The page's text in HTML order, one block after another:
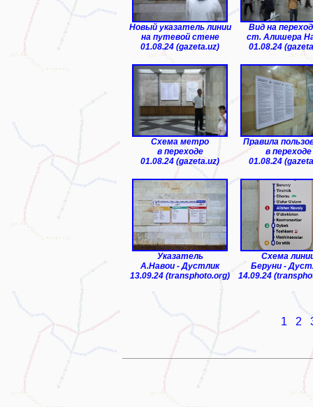
Новый указатель линии
на путевой стене
01.08.24 (gazeta.uz)
Вид на
ст. Алишера
01.08.24
Схема метро
в переходе
01.08.24 (gazeta.uz)
Правила
в переходе
01.08.24
Указатель
А.Навои - Дустлик
13.09.24 (transphoto.org)
Схема
Беруни -
14.09.24
1 2